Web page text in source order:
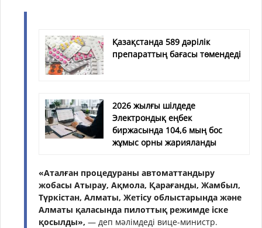
Қазақстанда 589 дәрілік
препараттың бағасы төмендеді
2026 жылғы шілдеде
Электрондық еңбек
биржасында 104,6 мың бос
жұмыс орны жарияланды
«Аталған процедураны автоматтандыру
жобасы Атырау, Ақмола, Қарағанды, Жамбыл,
Түркістан, Алматы, Жетісу облыстарында және
Алматы қаласында пилоттық режимде іске
қосылды», — деп мәлімдеді вице-министр.